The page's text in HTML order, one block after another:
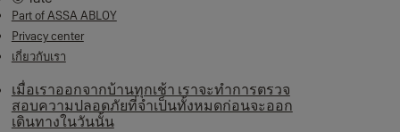
Part of ASSA ABLOY
Privacy center
เกี่ยวกับเรา
เมื่อเราออกจากบ้านทุกเช้า เราจะทำการตรวจ
สอบความปลอดภัยที่จำเป็นทั้งหมดก่อนจะออก
เดินทางในวันนั้น